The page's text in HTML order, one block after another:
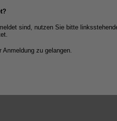
sind, nutzen Sie bitte
Anmeldung zu gelangen.